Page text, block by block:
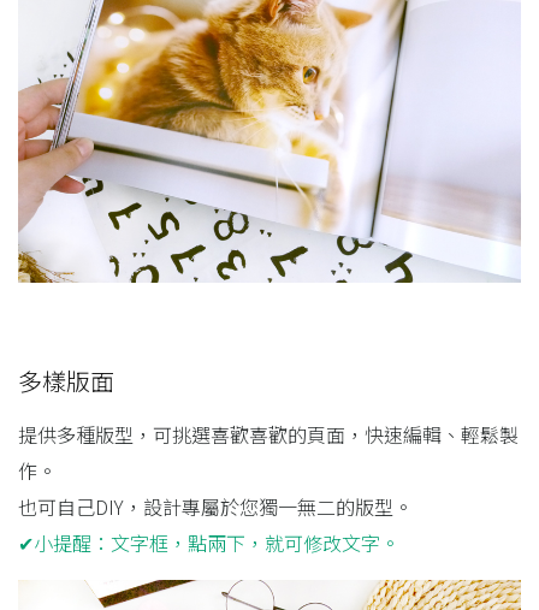
多樣版面
提供多種版型，可挑選喜歡喜歡的頁面，快速編輯、輕鬆製
作。
也可自己DIY，設計專屬於您獨一無二的版型。
✔小提醒：文字框，點兩下，就可修改文字。